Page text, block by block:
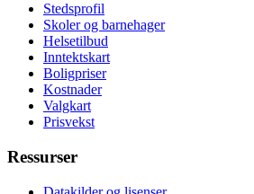
Stedsprofil
Skoler og barnehager
Helsetilbud
Inntektskart
Boligpriser
Kostnader
Valgkart
Prisvekst
Ressurser